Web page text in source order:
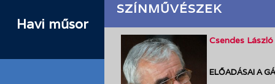
Havi műsor
SZÍNMŰVÉSZEK
Csendes László
ELŐADÁSAI A